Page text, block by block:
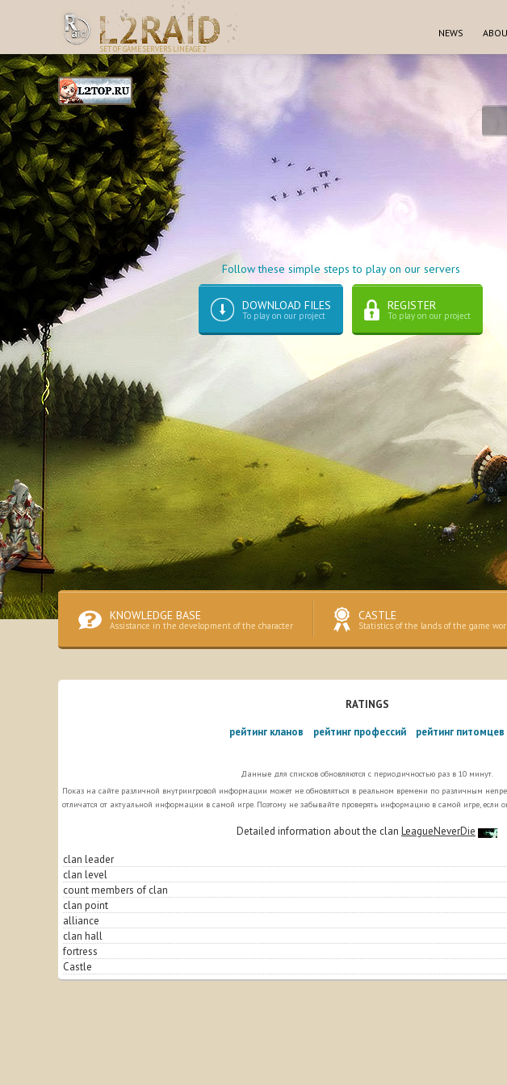
SET OF GAME SERVERS LINEAGE 2
NEWS
Follow these simple steps to play on our servers
DOWNLOAD FILES
To play on our project
REGISTER
To play on our project
KNOWLEDGE BASE
Assistance in the development of the character
CASTLE
Statistics of the lands of the game
RATINGS
рейтинг кланов
рейтинг профессий рейтинг питомцев
Данные для списков обновляются с периодичностью раз в 10 минут.
Показ на сайте различной внутриигровой информации может не обновляться в реальном времени по различным
отличатся от актуальной информации в самой игре. Поэтому не забывайте проверять информацию в самой игре, если
Detailed information about the clan LeagueNeverDie
clan leader
clan level
count members of clan
clan point
alliance
clan hall
fortress
Castle